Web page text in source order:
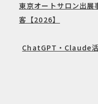
東京オートサロン出展
客【2026】
ChatGPT・Claude